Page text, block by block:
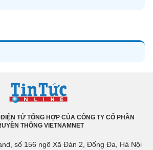
TỬ TỔNG HỢP CỦA CÔNG TY CỔ PHẦN
THÔNG VIETNAMNET
số 156 ngõ Xã Đàn 2, Đống Đa, Hà Nội